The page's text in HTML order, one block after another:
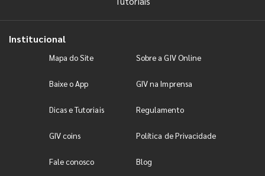
Institucional
Mapa do Site Sobre a GIV Online
Baixe o App GIV na Imprensa
Dicas e Tutoriais Regulamento
GIV coins Política de Privacidade
Fale conosco Blog